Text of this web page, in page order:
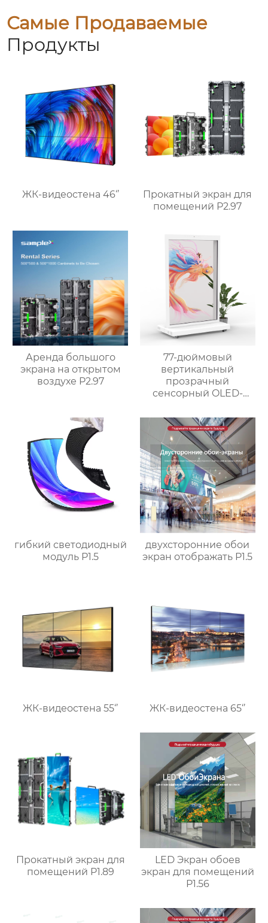
Самые Продаваемые
Продукты
ЖК-видеостена 46‘’
Прокатный экран для
помещений P2.97
Аренда большого
экрана на открытом
воздухе P2.97
77-дюймовый
вертикальный
прозрачный
сенсорный OLED-
гибкий светодиодный
модуль P1.5
двухсторонние обои
экран отображать P1.5
ЖК-видеостена 55‘’ ЖК-видеостена 65‘’
Прокатный экран для
помещений P1.89
LED Экран обоев
экран для помещений
P1.56